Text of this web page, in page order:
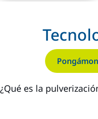
¿Qué es la